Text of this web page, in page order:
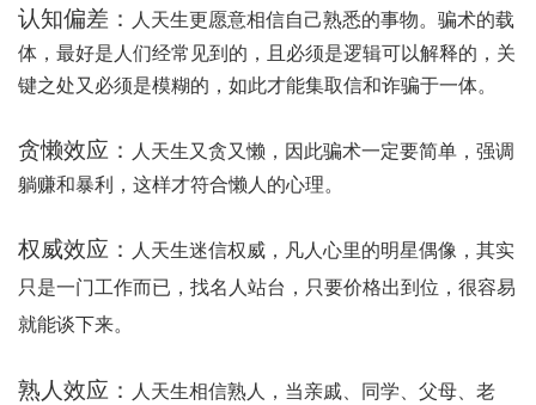
认知偏差： 人天生更愿意相信自己熟悉的事物。 骗术的载
体，最好是人们经常见到的，且必须是逻辑可以解释的，关
键之处又必须是模糊的，如此才能集取信和诈骗于一体。
贪懒效应： 人天生又贪又懒，因此骗术一定要简单，强调
躺赚和暴利，这样才符合懒人的心理。
权威效应： 人天生迷信权威，凡人心里的明星偶像，其实
只是一门工作而已，找名人站台，只要价格出到位，很容易
就能谈下来。
熟人效应： 人天生相信熟人， 当亲戚、同学、父母、老